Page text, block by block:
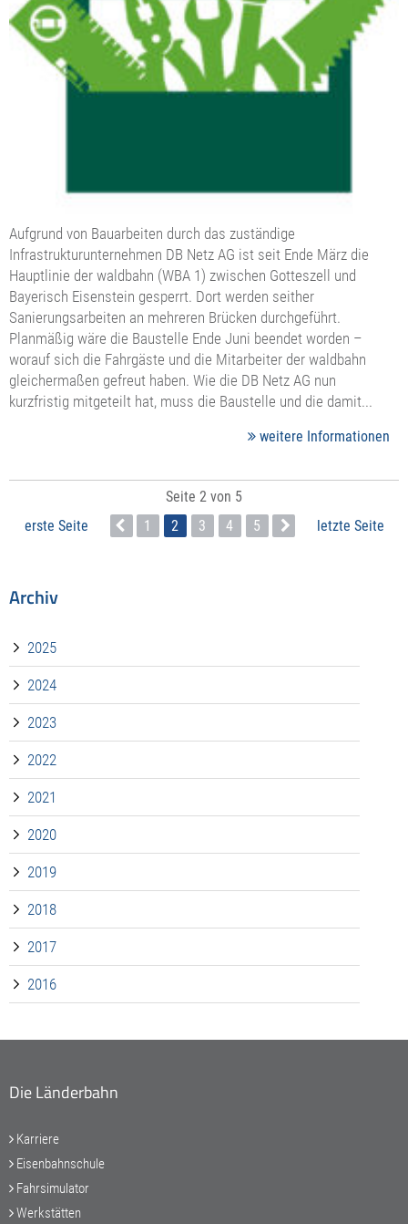
Archiv
2025
2024
2023
2022
2021
2020
2019
2018
2017
2016
Aufgrund von Bauarbeiten durch das zuständige
Infrastrukturunternehmen DB Netz AG ist seit Ende März die
Hauptlinie der waldbahn (WBA 1) zwischen Gotteszell und
Bayerisch Eisenstein gesperrt. Dort werden seither
Sanierungsarbeiten an mehreren Brücken durchgeführt.
Planmäßig wäre die Baustelle Ende Juni beendet worden –
worauf sich die Fahrgäste und die Mitarbeiter der waldbahn
gleichermaßen gefreut haben. Wie die DB Netz AG nun
kurzfristig mitgeteilt hat, muss die Baustelle und die damit...
weitere Informationen
Seite 2 von 5
erste Seite
1 2 3 4 5 letzte Seite
Die Länderbahn
Karriere
Eisenbahnschule
Fahrsimulator
Werkstätten